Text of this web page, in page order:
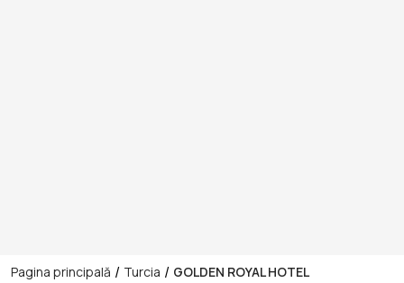
Pagina principală / Turcia / GOLDEN ROYAL HOTEL